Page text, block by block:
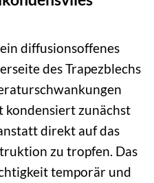
diffusionsoffenes
des Trapezblechs
kondensiert zunächst
direkt auf das
zu tropfen. Das
temporär und